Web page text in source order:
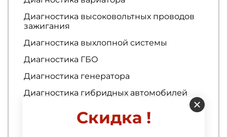
Диагностика высоковольтных проводов
зажигания
Диагностика выхлопной системы
Диагностика ГБО
Диагностика генератора
Диагностика гибридных автомобилей
Диагностика ГРМСкидка !